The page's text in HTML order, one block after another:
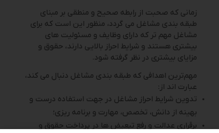
زمانی که صحبت از رابطه صحیح و منطقی بر مبنای
طبقه بندی مشاغل می گردد، منظور این است که برای
مشاغل مهم تر که دارای وظایف و مسئولیت های
بیشتری هستند و شرایط احراز بالایی دارند، حقوق و
مزایای بیشتری در نظر گرفته شود.
مهم‌ترین اهدافی که طبقه بندی مشاغل دنبال می کند،
عبارت اند از:
تدوین شرایط احراز مشاغل در جهت استفاده درست و
بهینه از دانش، تخصص، مهارت و برنامه ریزی؛
برقراری عدالت و رفع تبعیض ها در پرداخت حقوق و